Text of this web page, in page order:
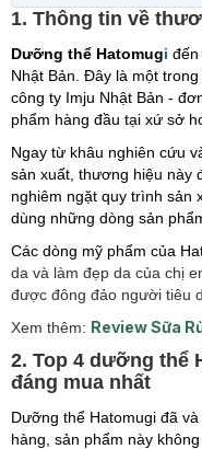
1. Thông tin về
Dưỡng thể Hatomugi
Nhật Bản. Đây là một
công ty Imju Nhật Bản -
phẩm hàng đầu tại xứ sở
Ngay từ khâu nghiên cứu
sản xuất, thương hiệu này
nghiêm ngặt quy trình sản
dùng những dòng sản
Các dòng mỹ phẩm của
da và làm đẹp da của chị
được đông đảo người tiêu
Xem thêm: Review Sữa
2. Top 4 dưỡng thể
đáng mua nhất
Dưỡng thể Hatomugi đã
hàng, sản phẩm này